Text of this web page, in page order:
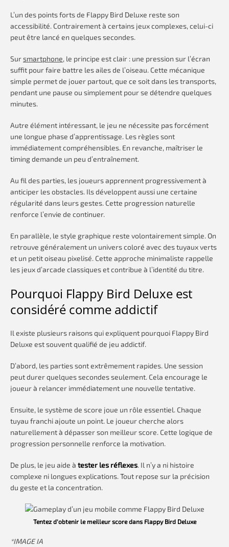
L’un des points forts de Flappy Bird Deluxe reste son
accessibilité. Contrairement à certains jeux complexes, celui-ci
peut être lancé en quelques secondes.
Sursmartphone, le principe est clair : une pression sur l’écran
suffit pour faire battre les ailes de l’oiseau. Cette mécanique
simple permet de jouer partout, que ce soit dans les transports,
pendant une pause ou simplement pour se détendre quelques
minutes.
Autre élément intéressant, le jeu ne nécessite pas forcément
une longue phase d’apprentissage. Les règles sont
immédiatement compréhensibles. En revanche, maîtriser le
timing demande un peu d’entraînement.
Au fil des parties, les joueurs apprennent progressivement à
anticiper les obstacles. Ils développent aussi une certaine
régularité dans leurs gestes. Cette progression naturelle
renforce l’envie de continuer.
En parallèle, le style graphique reste volontairement simple. On
retrouve généralement un univers coloré avec des tuyaux verts
et un petit oiseau pixelisé. Cette approche minimaliste rappelle
les jeux d’arcade classiques et contribue à l’identité du titre.
Pourquoi Flappy Bird Deluxe est
considéré comme addictif
Il existe plusieurs raisons qui expliquent pourquoi Flappy Bird
Deluxe est souvent qualifié de jeu addictif.
D’abord, les parties sont extrêmement rapides. Une session
peut durer quelques secondes seulement. Cela encourage le
joueur à relancer immédiatement une nouvelle tentative.
Ensuite, le système de score joue un rôle essentiel. Chaque
tuyau franchi ajoute un point. Le joueur cherche alors
naturellement à dépasser son meilleur score. Cette logique de
progression personnelle renforce la motivation.
De plus, le jeu aide à tester les réflexes. Il n’y a ni histoire
complexe ni longues explications. Tout repose sur la précision
du geste et la concentration.
Tentez d’obtenir le meilleur score dans Flappy Bird Deluxe
*IMAGE IA